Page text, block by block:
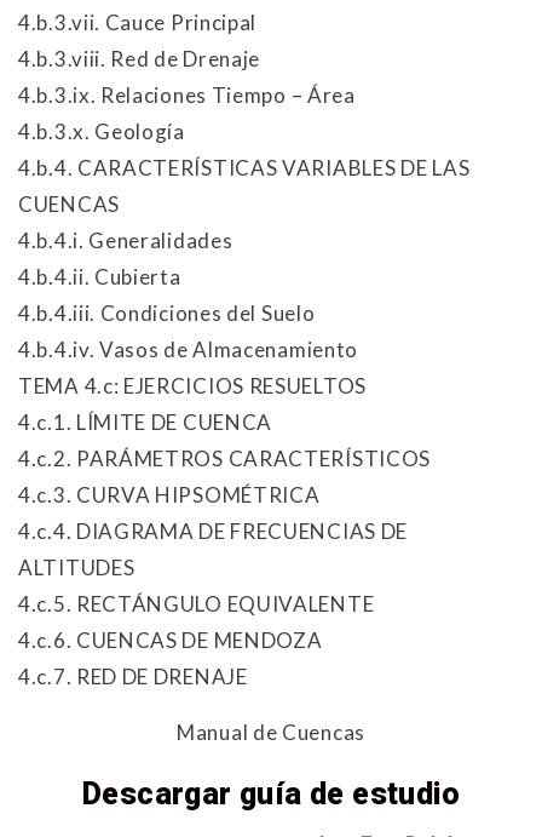
4.b.3.vii. Cauce Principal
4.b.3.viii. Red de Drenaje
4.b.3.ix. Relaciones Tiempo – Área
4.b.3.x. Geología
4.b.4. CARACTERÍSTICAS VARIABLES DE LAS
CUENCAS
4.b.4.i. Generalidades
4.b.4.ii. Cubierta
4.b.4.iii. Condiciones del Suelo
4.b.4.iv. Vasos de Almacenamiento
TEMA 4.c: EJERCICIOS RESUELTOS
4.c.1. LÍMITE DE CUENCA
4.c.2. PARÁMETROS CARACTERÍSTICOS
4.c.3. CURVA HIPSOMÉTRICA
4.c.4. DIAGRAMA DE FRECUENCIAS DE
ALTITUDES
4.c.5. RECTÁNGULO EQUIVALENTE
4.c.6. CUENCAS DE MENDOZA
4.c.7. RED DE DRENAJE
Manual de Cuencas
Descargar guía de estudio